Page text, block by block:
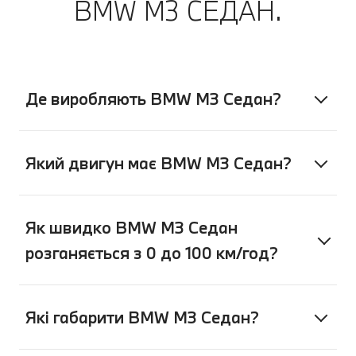
My BMW. А потім насолоджуватися
BMW M3 СЕДАН.
Де виробляють BMW М3 Седан?
Який двигун має BMW М3 Седан?
Як швидко BMW M3 Седан
розганяється з 0 до 100 км/год?
Які габарити BMW M3 Седан?